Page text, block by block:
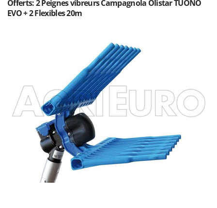
Wortex
Worx
Zephir
ZGrills
Zodiac
Zomax
Offerts: 2 Peignes vibreurs Campagnola Olistar TUONO
EVO + 2 Flexibles 20m